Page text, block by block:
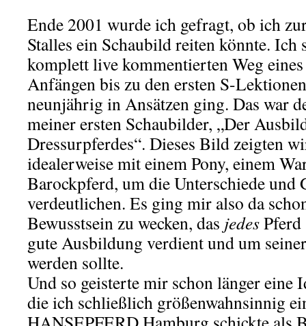
Ende 2001 wurde ich gefragt, ob ich
Stalles ein Schaubild reiten könnte. Ich
komplett live kommentierten Weg
Anfängen bis zu den ersten S-
neunjährig in Ansätzen ging. Das war
meiner ersten Schaubilder, „Der
Dressurpferdes“. Dieses Bild zeigten
idealerweise mit einem Pony, einem
Barockpferd, um die Unterschiede und
verdeutlichen. Es ging mir also da
Bewusstsein zu wecken, das jedesPferd
gute Ausbildung verdient und um
werden sollte.
Und so geisterte mir schon länger eine
die ich schließlich größenwahnsinnig